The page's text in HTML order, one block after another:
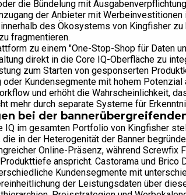
die Bündelung mit
der Anbieter mit
innerhalb des Ökosystems von Kingfisher
fragmentieren.
zu einem "One-Stop-Shop für Daten
direkt in die Core IQ-Oberfläche zu
zum Starten von gesponserten
Kundensegmente mit hohem
und erhöht die Wahrscheinlichkeit,
mehr durch separate Systeme für
bei der
IQ im gesamten Portfolio von Kingfisher
die in der Heterogenität der Banner
Online-Präsenz, während Screwfix
anspricht. Castorama und Brico
Kundensegmente mit
der Leistungsdaten über